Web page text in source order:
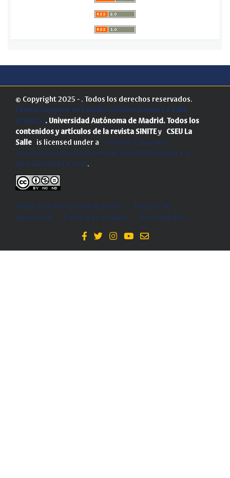
© Copyright 2025 - . Todos los derechos reservados.
Centro Superior de Estudios Universitarios La Salle
(CSEULS). Universidad Autónoma de Madrid. Todos los
contenidos y artículos de la revista SINITEy CSEU La
Salle is licensed under a Creative Commons
Reconocimiento-NoComercial-SinObraDerivada 4.0
Internacional License.
Política de Protección de Datos -
Politica de
privacidad
- Política de cookies - Accesibilidad